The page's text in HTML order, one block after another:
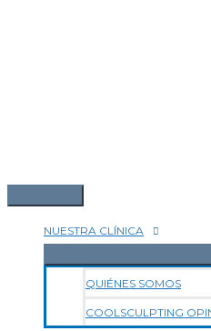
NUESTRA CLÍNICA
QUIÉNES SOMOS
COOLSCULPTING